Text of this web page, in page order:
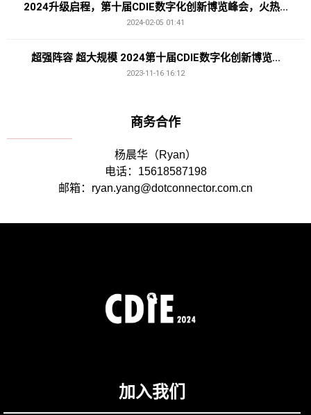
2024升级启程，第十届CDIE数字化创新博览峰会，火热...
2024-02-05 01:41
超强阵容 超大规模 2024第十届CDIE数字化创新博览...
2023-11-16 16:12
商务合作
杨晨华（Ryan）
电话：15618587198
邮箱：ryan.yang@dotconnector.com.cn
加入我们